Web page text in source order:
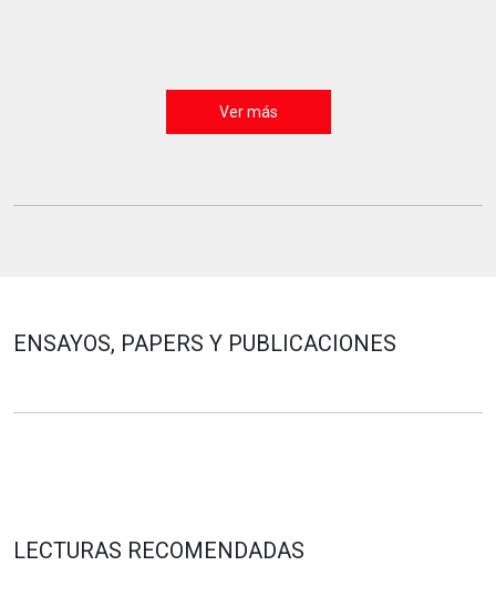
Ver más
ENSAYOS, PAPERS Y PUBLICACIONES
LECTURAS RECOMENDADAS